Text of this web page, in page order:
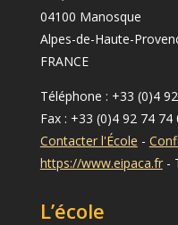
04100 Manosque
Alpes-de-Haute-
FRANCE
Téléphone : +33 (0)4
Fax : +33 (0)4 92 74 74
Contacter l'École -
https://www.eipaca.fr-
L’école